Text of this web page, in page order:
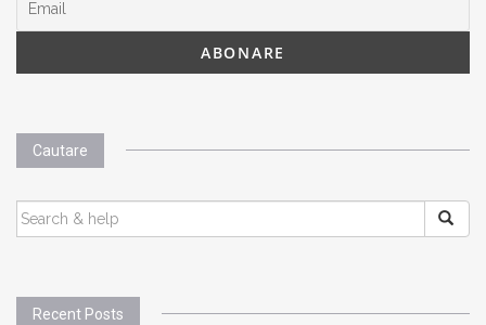
Cautare
SEARCH
FOR:
Recent Posts